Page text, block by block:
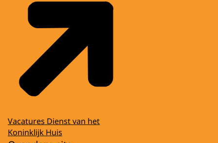
Vacatures Dienst van het
Koninklijk Huis